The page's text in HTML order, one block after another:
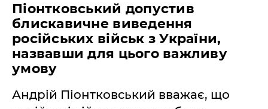
Піонтковський допустив
блискавичне виведення
російських військ з України,
назвавши для цього важливу
умову
Андрій Піонтковський вважає, що